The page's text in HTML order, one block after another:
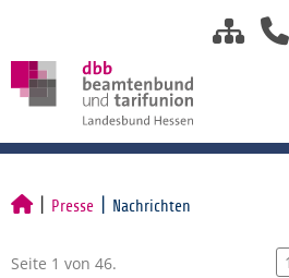
Presse Nachrichten
Seite 1 von 46. 1